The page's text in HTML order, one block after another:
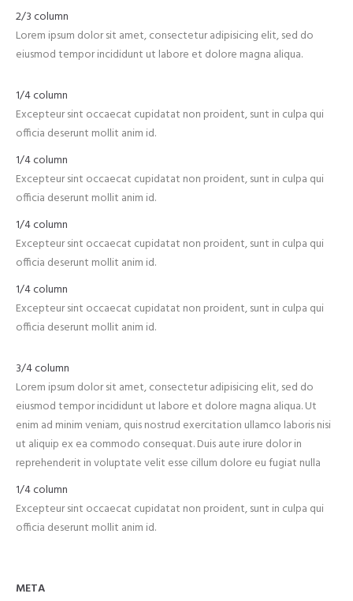
2/3 column
Lorem ipsum dolor sit amet, consectetur adipisicing elit, sed do
eiusmod tempor incididunt ut labore et dolore magna aliqua.
1/4 column
Excepteur sint occaecat cupidatat non proident, sunt in culpa qui
officia deserunt mollit anim id.
1/4 column
Excepteur sint occaecat cupidatat non proident, sunt in culpa qui
officia deserunt mollit anim id.
1/4 column
Excepteur sint occaecat cupidatat non proident, sunt in culpa qui
officia deserunt mollit anim id.
1/4 column
Excepteur sint occaecat cupidatat non proident, sunt in culpa qui
officia deserunt mollit anim id.
3/4 column
Lorem ipsum dolor sit amet, consectetur adipisicing elit, sed do
eiusmod tempor incididunt ut labore et dolore magna aliqua. Ut
enim ad minim veniam, quis nostrud exercitation ullamco laboris nisi
ut aliquip ex ea commodo consequat. Duis aute irure dolor in
reprehenderit in voluptate velit esse cillum dolore eu fugiat nulla
1/4 column
Excepteur sint occaecat cupidatat non proident, sunt in culpa qui
officia deserunt mollit anim id.
META